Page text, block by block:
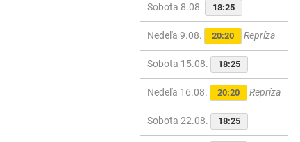
Sobota 8.08. 18:25
Nedeľa 9.08. 20:20 Repríza
Sobota 15.08. 18:25
Nedeľa 16.08. 20:20 Repríza
Sobota 22.08. 18:25